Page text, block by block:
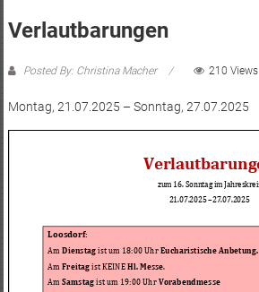
Verlautbarungen
Posted By: Christina Macher 210 Views
Montag, 21.07.2025 – Sonntag, 27.07.2025